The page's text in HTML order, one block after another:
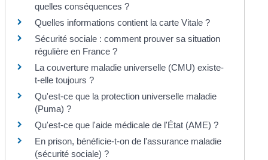
quelles conséquences ?
Quelles informations contient la carte Vitale ?
Sécurité sociale : comment prouver sa situation
régulière en France ?
La couverture maladie universelle (CMU) existe-
t-elle toujours ?
Qu'est-ce que la protection universelle maladie
(Puma) ?
Qu'est-ce que l'aide médicale de l'État (AME) ?
En prison, bénéficie-t-on de l'assurance maladie
(sécurité sociale) ?